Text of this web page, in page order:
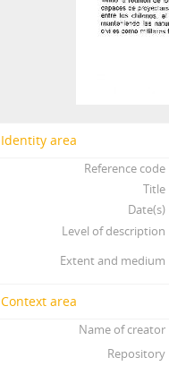
Identity area
Reference code
Title
Date(s)
Level of description
Extent and medium
Context area
Name of creator
Repository